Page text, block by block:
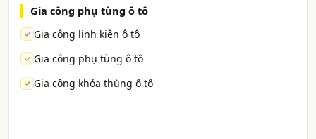
Gia công phụ tùng ô tô
Gia công linh kiện ô tô
Gia công phụ tùng ô tô
Gia công khóa thùng ô tô